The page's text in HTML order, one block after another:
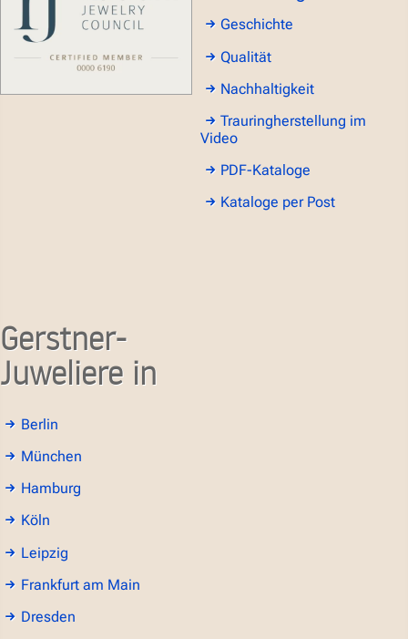
Geschichte
Qualität
Nachhaltigkeit
Trauringherstellung im
Video
PDF-Kataloge
Kataloge per Post
Gerstner-
Juweliere in
Berlin
München
Hamburg
Köln
Leipzig
Frankfurt am Main
Dresden